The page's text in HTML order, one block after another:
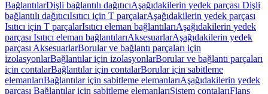
BağlantılarDişli bağlantılı dağıtıcıAşağıdakilerin yedek parçası Dişli
bağlantılı dağıtıcıIsıtıcı için T parçalarAşağıdakilerin yedek parçası
Isıtıcı için T parçalarIsıtıcı eleman bağlantılarıAşağıdakilerin yedek
parçası Isıtıcı eleman bağlantılarıAksesuarlarAşağıdakilerin yedek
parçası AksesuarlarBorular ve bağlantı parçaları için
izolasyonlarBağlantılar için izolasyonlarBorular ve bağlantı parçaları
için contalarBağlantılar için contalarBorular için sabitleme
elemanlarıBağlantılar için sabitleme elemanlarıAşağıdakilerin yedek
parçası Bağlantılar için sabitleme elemanlarıSistem contalarıFlanş